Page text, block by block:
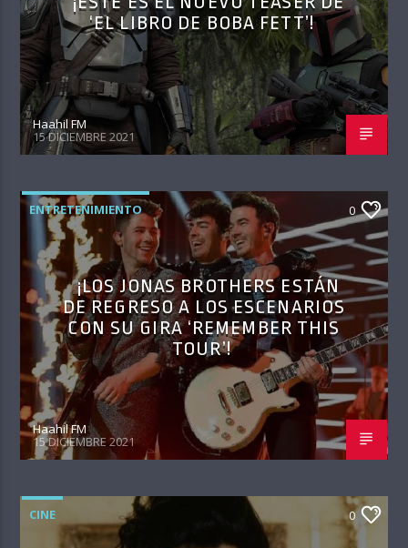
‘EL LIBRO DE BOBA FETT’!
Haahil FM
15 DICIEMBRE 2021
ENTRETENIMIENTO 0
¡LOS JONAS BROTHERS ESTÁN
DE REGRESO A LOS ESCENARIOS
CON SU GIRA ‘REMEMBER THIS
TOUR’!
Haahil FM
15 DICIEMBRE 2021
CINE 0